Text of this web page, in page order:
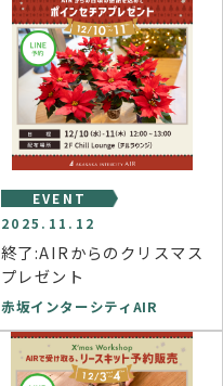
EVENT
2025.11.12
終了:AIRからのクリスマス
プレゼント
赤坂インターシティAIR